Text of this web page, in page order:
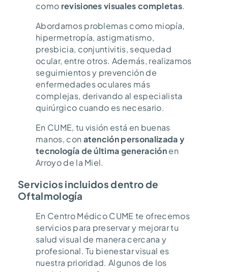
como revisiones visuales completas.
Abordamos problemas como miopía,
hipermetropía, astigmatismo,
presbicia, conjuntivitis, sequedad
ocular, entre otros. Además, realizamos
seguimientos y prevención de
enfermedades oculares más
complejas, derivando al especialista
quirúrgico cuando es necesario.
En CUME, tu visión está en buenas
manos, con atención personalizada y
tecnología de última generaciónen
Arroyo de la Miel.
Servicios incluidos dentro de
Oftalmología
En Centro Médico CUME te ofrecemos
servicios para preservar y mejorar tu
salud visual de manera cercana y
profesional. Tu bienestar visual es
nuestra prioridad. Algunos de los